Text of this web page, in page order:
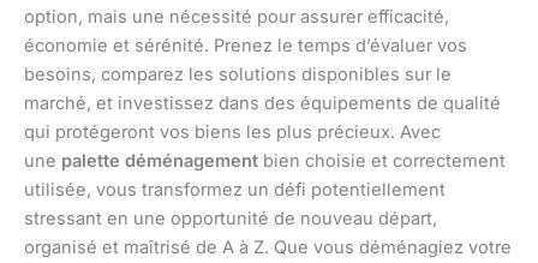
option, mais une nécessité pour assurer efficacité,
économie et sérénité. Prenez le temps d’évaluer vos
besoins, comparez les solutions disponibles sur le
marché, et investissez dans des équipements de qualité
qui protégeront vos biens les plus précieux. Avec
une palette déménagement bien choisie et correctement
utilisée, vous transformez un défi potentiellement
stressant en une opportunité de nouveau départ,
organisé et maîtrisé de A à Z. Que vous déménagiez votre